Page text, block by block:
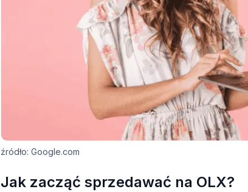
źródło: Google.com
Jak zacząć sprzedawać na OLX?